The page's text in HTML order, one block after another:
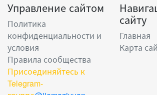
Управление сайтом
Политика
конфиденциальности и
условия
Правила сообщества
Присоединяйтесь к
Telegram-
сайту
Главная
Карта